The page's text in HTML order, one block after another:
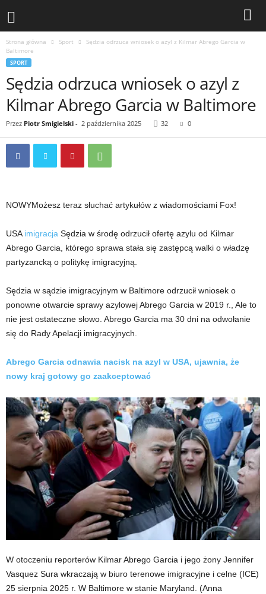
Strona główna Sport
Sędzia odrzuca wniosek o azyl z Kilmar Abrego Garcia w
Baltimore
SPORT
Sędzia odrzuca wniosek o azyl z
Kilmar Abrego Garcia w Baltimore
Przez Piotr Smigielski - 2 października 2025 32 0
NOWYMożesz teraz słuchać artykułów z wiadomościami Fox!
USA imigracja Sędzia w środę odrzucił ofertę azylu od Kilmar
Abrego Garcia, którego sprawa stała się zastępcą walki o władzę
partyzancką o politykę imigracyjną.
Sędzia w sądzie imigracyjnym w Baltimore odrzucił wniosek o
ponowne otwarcie sprawy azylowej Abrego Garcia w 2019 r., Ale to
nie jest ostateczne słowo. Abrego Garcia ma 30 dni na odwołanie
się do Rady Apelacji imigracyjnych.
Abrego Garcia odnawia nacisk na azyl w USA, ujawnia, że ​​
nowy kraj gotowy go zaakceptować
W otoczeniu reporterów Kilmar Abrego Garcia i jego żony Jennifer
Vasquez Sura wkraczają w biuro terenowe imigracyjne i celne (ICE)
25 sierpnia 2025 r. W Baltimore w stanie Maryland. (Anna